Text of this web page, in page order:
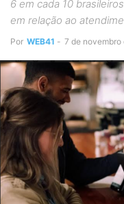
6 em cada 10
em relação ao
Por WEB41 - 7 de novembro